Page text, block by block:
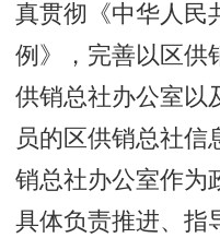
真贯彻《中华人民
例》，完善以区供
供销总社办公室以
员的区供销总社信
销总社办公室作为
具体负责推进、指